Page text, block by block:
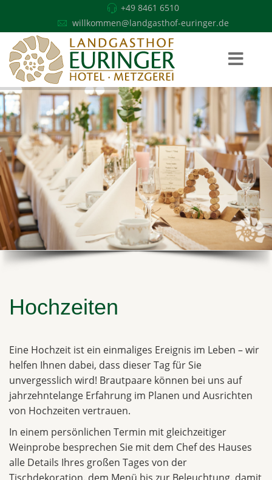
+49 8461 6510
willkommen@landgasthof-euringer.de
Hochzeiten
Eine Hochzeit ist ein einmaliges Ereignis im Leben – wir
helfen Ihnen dabei, dass dieser Tag für Sie
unvergesslich wird! Brautpaare können bei uns auf
jahrzehntelange Erfahrung im Planen und Ausrichten
von Hochzeiten vertrauen.
In einem persönlichen Termin mit gleichzeitiger
Weinprobe besprechen Sie mit dem Chef des Hauses
alle Details Ihres großen Tages von der